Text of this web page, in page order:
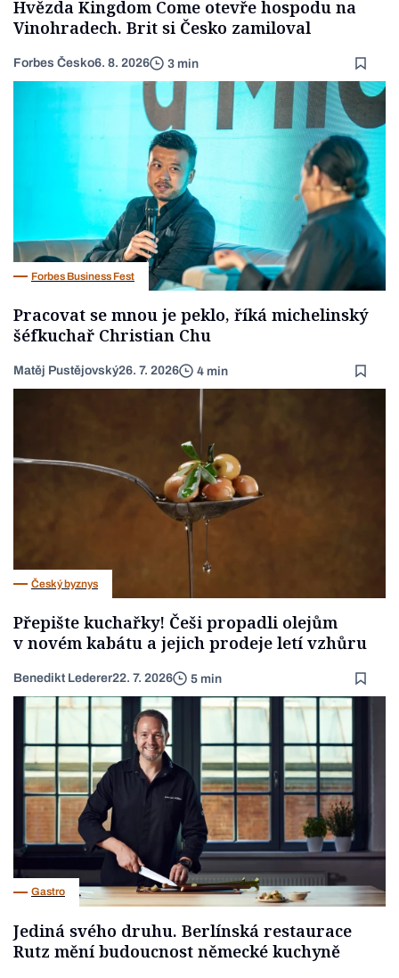
Hvězda Kingdom Come otevře hospodu na
Vinohradech. Brit si Česko zamiloval
Forbes Česko6. 8. 2026 3 min
Forbes Business Fest
Pracovat se mnou je peklo, říká michelinský
šéfkuchař Christian Chu
Matěj Pustějovský26. 7. 2026 4 min
Český byznys
Přepište kuchařky! Češi propadli olejům
v novém kabátu a jejich prodeje letí vzhůru
Benedikt Lederer22. 7. 2026 5 min
Gastro
Jediná svého druhu. Berlínská restaurace
Rutz mění budoucnost německé kuchyně